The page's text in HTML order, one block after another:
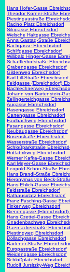
Hans Hofer-Gasse
Theodor Körner-Straße
Piestingaustraße
Racino Platz Ebreichsdorf
Silogasse Ebreichsdorf
Welsche Haltgasse
Anna Gastag-Straße
Bachgasse Ebreichsdorf
Schilfgasse Ebreichsdorf
Willibald Hinger-Gasse
Schafflerhofstraße
Grabengasse Ebreichsdorf
Gildenweg Ebreichsdorf
Karl Lill-Straße Ebreichsdorf
Feldgasse (Ebreichsdorf)
Bachlechnerweg
Johann von Bartenstein-
Zellingerteichgasse
Augasse Ebreichsdorf
Hasengasse Ebreichsdorf
Gartengasse Ebreichsdorf
Faulbachweg Ebreichsdorf
Fasangasse Ebreichsdorf
Neubaugasse Ebreichsdorf
Rosenstraße Ebreichsdorf
Wasserstraße Ebreichsdorf
Schloßparkstraße
Hutfabrikweg Ebreichsdorf
Werner Kafka-Gasse
Karl Meyer-Gasse
Leopold Schön-Straße
Hans Brandl-Straße
Hieronymus von Beck-
Hans Ehlich-Gasse
Feldstraße Ebreichsdorf
Rathausplatz Ebreichsdorf
Franz Fasching-Gasse
Finkenweg Ebreichsdorf
Bienengasse (Ebreichsdorf)
Hans Czettel-Gasse
Gnadenbachweg
Gaernäckerstraße
Piestingweg Ebreichsdorf
Döllachgasse Ebreichsdorf
Badener Straße
Europastraße Ebreichsdorf
Weidengasse Ebreichsdorf
Schloßplatz Ebreichsdorf
Rudolf Jursitzky-Weg